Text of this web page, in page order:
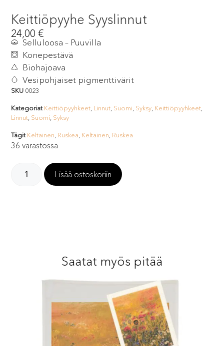
Keittiöpyyhe Syyslinnut
24,00€
Selluloosa – Puuvilla
Konepestävä
Biohajoava
Vesipohjaiset pigmenttivärit
SKU 0023
Kategoriat Keittiöpyyhkeet Linnut Suomi Syksy Keittiöpyyhkeet
Linnut Suomi Syksy
Tägit Keltainen Ruskea Keltainen Ruskea
36 varastossa
Lisää ostoskoriin
Saatat myös pitää